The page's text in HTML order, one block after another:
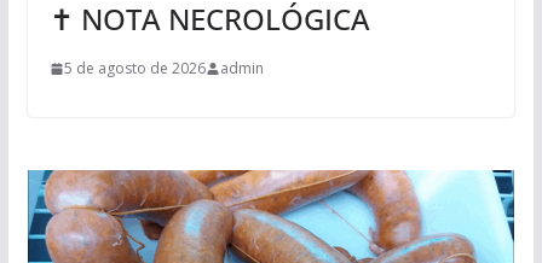
✝ NOTA NECROLÓGICA
5 de agosto de 2026 admin